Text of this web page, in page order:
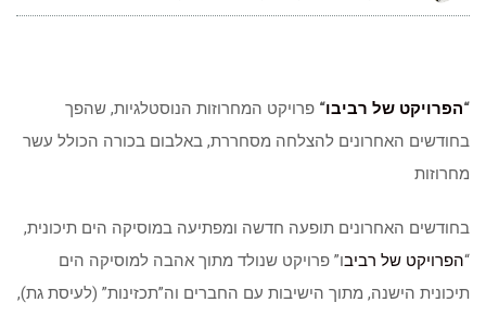
“הפרויקט של רביבו“ פרויקט המחרוזות הנוסטלגיות, שהפך
בחודשים האחרונים להצלחה מסחררת, באלבום בכורה הכולל עשר
מחרוזות
בחודשים האחרונים תופעה חדשה ומפתיעה במוסיקה הים תיכונית,
“הפרויקט של רביבו” פרויקט שנולד מתוך אהבה למוסיקה הים
תיכונית הישנה, מתוך הישיבות עם החברים וה”תכזינות” (לעיסת גת),